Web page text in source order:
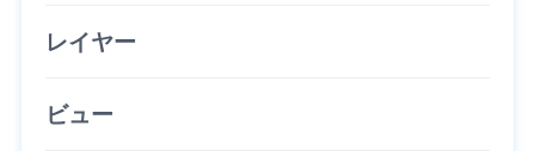
レイヤー
ビュー